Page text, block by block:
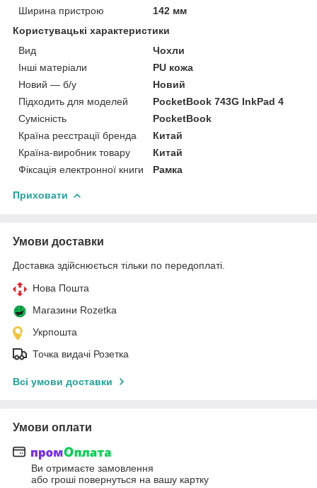
Ширина пристрою
142 мм
Користувацькі характеристики
Вид
Чохли
Інші матеріали
PU кожа
Новий — б/у
Новий
Підходить для моделей
PocketBook 743G InkPad 4
Сумісність
PocketBook
Країна реєстрації бренда
Китай
Країна-виробник товару
Китай
Фіксація електронної книги
Рамка
Приховати
Умови доставки
Доставка здійснюється тільки по передоплаті.
Нова Пошта
Магазини Rozetka
Укрпошта
Точка видачі Розетка
Всі умови доставки
Умови оплати
Ви отримаєте замовлення
або гроші повернуться на вашу картку